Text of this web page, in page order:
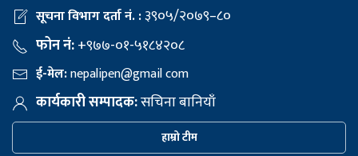
सूचना विभाग दर्ता नं. :३९०५/२०७९–८०
फोन नं:+९७७-०१-५१८४२०८
ई-मेल:nepalipen@gmail com
कार्यकारी सम्पादक:सचिना बानियाँ
हाम्रो टीम